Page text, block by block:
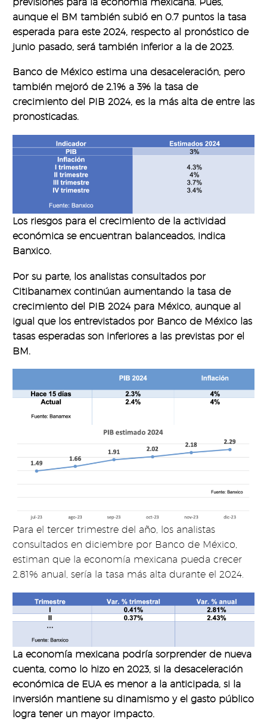
aunque el BM también subió en 0.7 puntos la tasa
esperada para este 2024, respecto al pronóstico de
junio pasado, será también inferior a la de 2023.
Banco de México estima una desaceleración, pero
también mejoró de 2.1% a 3% la tasa de
crecimiento del PIB 2024, es la más alta de entre las
pronosticadas.
Los riesgos para el crecimiento de la actividad
económica se encuentran balanceados, indica
Banxico.
Por su parte, los analistas consultados por
Citibanamex continúan aumentando la tasa de
crecimiento del PIB 2024 para México, aunque al
igual que los entrevistados por Banco de México las
tasas esperadas son inferiores a las previstas por el
BM.
Para el tercer trimestre del año, los analistas
consultados en diciembre por Banco de México,
estiman que la economía mexicana pueda crecer
2.81% anual, sería la tasa más alta durante el 2024.
La economía mexicana podría sorprender de nueva
cuenta, como lo hizo en 2023, si la desaceleración
económica de EUA es menor a la anticipada, si la
inversión mantiene su dinamismo y el gasto público
logra tener un mayor impacto.